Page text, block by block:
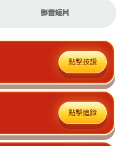
影音短片
點擊按讚
點擊追蹤